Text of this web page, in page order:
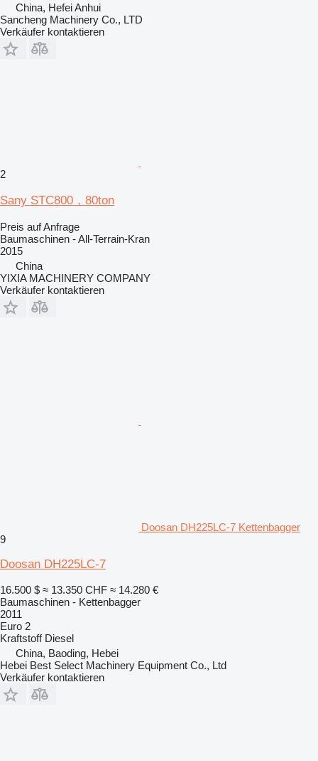
China, Hefei Anhui
Sancheng Machinery Co., LTD
Verkäufer kontaktieren
2
Sany STC800，80ton
Preis auf Anfrage
Baumaschinen - All-Terrain-Kran
2015
China
YIXIA MACHINERY COMPANY
Verkäufer kontaktieren
Doosan DH225LC-7 Kettenbagger
9
Doosan DH225LC-7
16.500 $ ≈ 13.350 CHF ≈ 14.280 €
Baumaschinen - Kettenbagger
2011
Euro 2
Kraftstoff Diesel
China, Baoding, Hebei
Hebei Best Select Machinery Equipment Co., Ltd
Verkäufer kontaktieren